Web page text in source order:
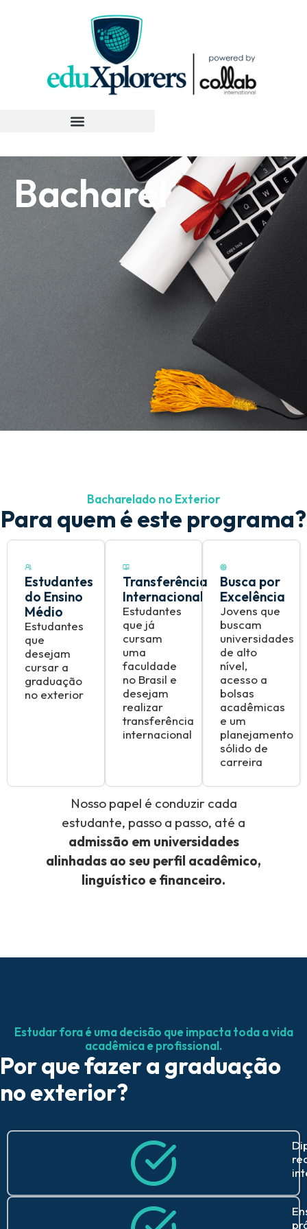
Bacharel
Bacharelado no Exterior
Para quem é este programa?
Estudantes
do Ensino
Médio
Estudantes
que
desejam
cursar a
graduação
no exterior
Transferência
Internacional
Estudantes
que já
cursam
uma
faculdade
no Brasil e
desejam
realizar
transferência
internacional
Busca por
Excelência
Jovens que
buscam
universidades
de alto
nível,
acesso a
bolsas
acadêmicas
e um
planejamento
sólido de
carreira
Nosso papel é conduzir cada
estudante, passo a passo, até a
admissão em universidades
alinhadas ao seu perfil acadêmico,
linguístico e financeiro.
Estudar fora é uma decisão que impacta toda a vida
acadêmica e profissional.
Por que fazer a graduação
no exterior?